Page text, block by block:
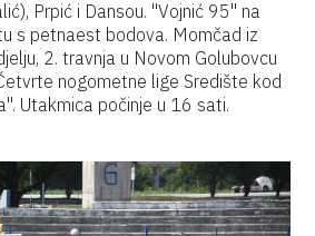
Prpić i Dansou. "Vojnić 95" na
s petnaest bodova. Momčad iz
2. travnja u Novom Golubovcu
nogometne lige Središte kod
Utakmica počinje u 16 sati.